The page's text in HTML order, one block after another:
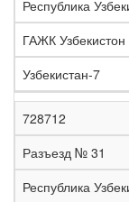
Республика
ГАЖК
Узбекистан-7
728712
Разъезд № 31
Республика